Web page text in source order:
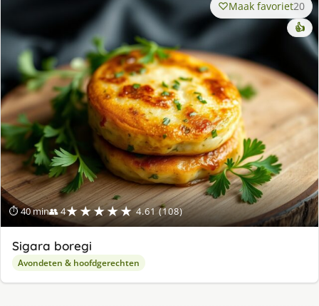
⏱ 40 min👥 4★★★★★ 4.61 (108)
Maak favoriet20
👍
Sigara boregi
Avondeten & hoofdgerechten